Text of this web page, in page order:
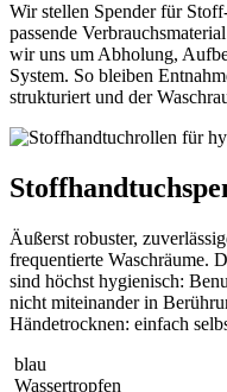
Wir stellen Spender für
passende
wir uns um Abholung,
System. So bleiben
strukturiert und der
Äußerst robuster,
frequentierte Waschräume.
sind höchst hygienisch:
nicht miteinander in
Händetrocknen: einfach
blau
Wassertropfen